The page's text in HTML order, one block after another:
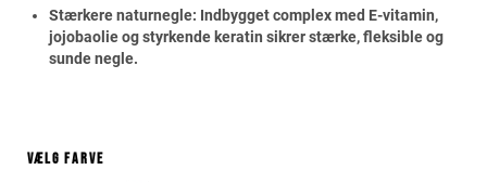
Stærkere naturnegle: Indbygget complex med E-vitamin,
jojobaolie og styrkende keratin sikrer stærke, fleksible og
sunde negle.
Vælg farve